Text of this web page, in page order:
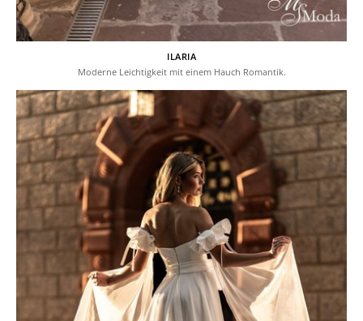
ILARIA
Moderne Leichtigkeit mit einem Hauch Romantik.